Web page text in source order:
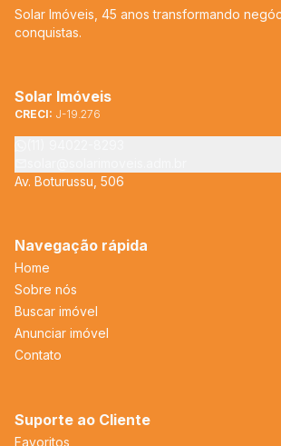
Solar Imóveis, 45 anos transformando
conquistas.
Solar Imóveis
CRECI: J-19.276
Av. Boturussu, 506
Navegação rápida
Home
Sobre nós
Buscar imóvel
Anunciar imóvel
Contato
Suporte ao Cliente
Favoritos